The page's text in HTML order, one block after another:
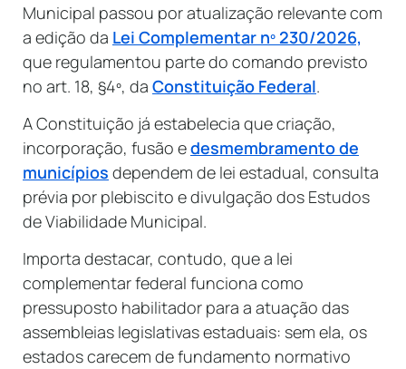
Municipal passou por atualização relevante com
a edição da Lei Complementar nº 230/2026,
que regulamentou parte do comando previsto
no art. 18, §4º, da Constituição Federal.
A Constituição já estabelecia que criação,
incorporação, fusão edesmembramento de
municípios dependem de lei estadual, consulta
prévia por plebiscito e divulgação dos Estudos
de Viabilidade Municipal.
Importa destacar, contudo, que a lei
complementar federal funciona como
pressuposto habilitador para a atuação das
assembleias legislativas estaduais: sem ela, os
estados carecem de fundamento normativo